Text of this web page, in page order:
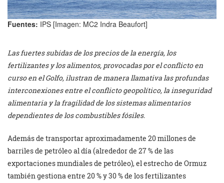
Fuentes: IPS [Imagen: MC2 Indra Beaufort]
Las fuertes subidas de los precios de la energía, los
fertilizantes y los alimentos, provocadas por el conflicto en
curso en el Golfo, ilustran de manera llamativa las profundas
interconexiones entre el conflicto geopolítico, la inseguridad
alimentaria y la fragilidad de los sistemas alimentarios
dependientes de los combustibles fósiles.
Además de transportar aproximadamente 20 millones de
barriles de petróleo al día (alrededor de 27 % de las
exportaciones mundiales de petróleo), el estrecho de Ormuz
también gestiona entre 20 % y 30 % de los fertilizantes